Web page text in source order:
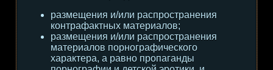
размещения и/или распространения
контрафактных материалов;
размещения и/или распространения
материалов порнографического
характера, а равно пропаганды